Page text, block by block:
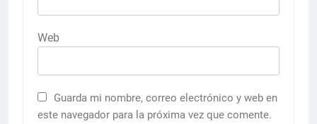
Web
Guarda mi nombre, correo electrónico y web en
este navegador para la próxima vez que comente.